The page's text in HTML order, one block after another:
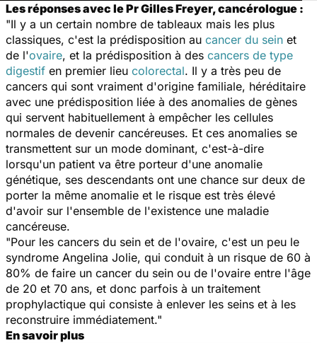
Les réponses avec le Pr Gilles Freyer, cancérologue :
"Il y a un certain nombre de tableaux mais les plus
classiques, c'est la prédisposition au cancer du sein et
de l'ovaire, et la prédisposition à des cancers de type
digestif en premier lieu colorectal. Il y a très peu de
cancers qui sont vraiment d'origine familiale, héréditaire
avec une prédisposition liée à des anomalies de gènes
qui servent habituellement à empêcher les cellules
normales de devenir cancéreuses. Et ces anomalies se
transmettent sur un mode dominant, c'est-à-dire
lorsqu'un patient va être porteur d'une anomalie
génétique, ses descendants ont une chance sur deux de
porter la même anomalie et le risque est très élevé
d'avoir sur l'ensemble de l'existence une maladie
cancéreuse.
"Pour les cancers du sein et de l'ovaire, c'est un peu le
syndrome Angelina Jolie, qui conduit à un risque de 60 à
80% de faire un cancer du sein ou de l'ovaire entre l'âge
de 20 et 70 ans, et donc parfois à un traitement
prophylactique qui consiste à enlever les seins et à les
reconstruire immédiatement."
En savoir plus